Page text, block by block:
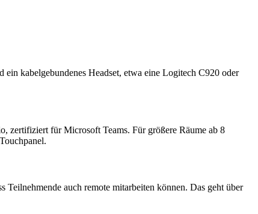
kabelgebundenes Headset, etwa eine Logitech C920 oder
zertifiziert für Microsoft Teams. Für größere Räume ab 8
auch remote mitarbeiten können. Das geht über